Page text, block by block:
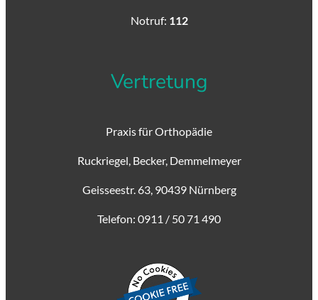
Notruf: 112
Vertretung
Praxis für Orthopädie
Ruckriegel, Becker, Demmelmeyer
Geisseestr. 63, 90439 Nürnberg
Telefon: 0911 / 50 71 490